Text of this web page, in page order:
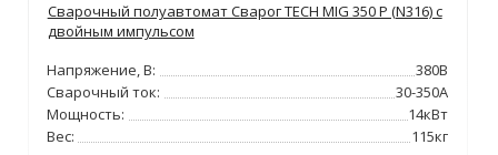
Сварочный полуавтомат Сварог TECH MIG 350 P (N316) с
двойным импульсом
Напряжение, В:
380В
Сварочный ток:
30-350А
Мощность:
14кВт
Вес:
115кг